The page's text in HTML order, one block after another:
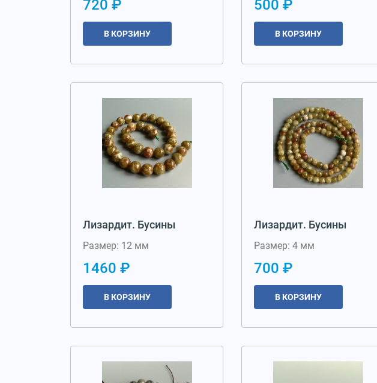
720 ₽
В КОРЗИНУ
500 ₽
В КОРЗИНУ
Лизардит. Бусины
Размер: 12 мм
1460 ₽
В КОРЗИНУ
Лизардит. Бусины
Размер: 4 мм
700 ₽
В КОРЗИНУ